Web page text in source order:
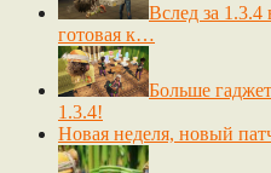
Вслед за 1.3.4
готовая к…
Больше
1.3.4!
Новая неделя, новый